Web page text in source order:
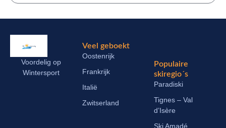
Voordelig op
Wintersport
Veel geboekt
Oostenrijk
Frankrijk
Italië
Zwitserland
Populaire
skiregio´s
Paradiski
Tignes – Val
d’Isère
Ski Amadé